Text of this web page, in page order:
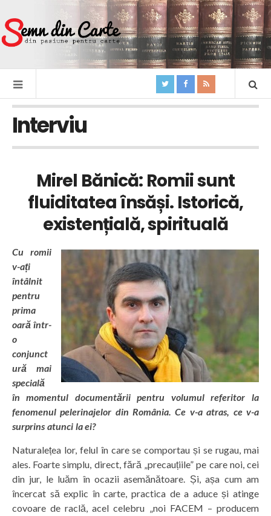
Interviu
Mirel Bănică: Romii sunt
fluiditatea însăși. Istorică,
existențială, spirituală
Cu romii
v-ați
întâlnit
pentru
prima
oară într-
o
conjunct
ură mai
specială
în momentul documentării pentru volumul referitor la
fenomenul pelerinajelor din România. Ce v-a atras, ce v-a
surprins atunci la ei?
Naturalețea lor, felul în care se comportau și se rugau, mai
ales. Foarte simplu, direct, fără „precauțiile” pe care noi, cei
din jur, le luăm în ocazii asemănătoare. Și, așa cum am
încercat să explic în carte, practica de a aduce și atinge
covoare de raclă, acel celebru „noi FACEM – producem